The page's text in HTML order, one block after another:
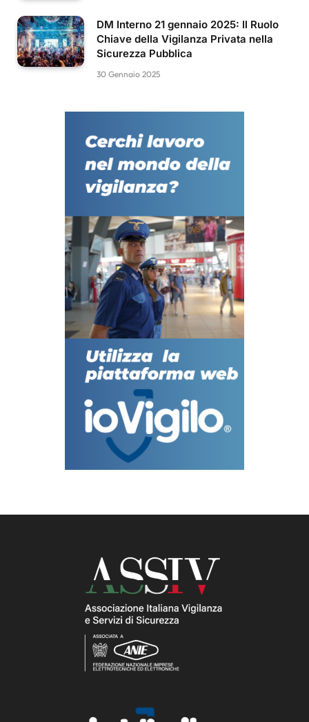
DM Interno 21 gennaio 2025: Il Ruolo
Chiave della Vigilanza Privata nella
Sicurezza Pubblica
30 Gennaio 2025